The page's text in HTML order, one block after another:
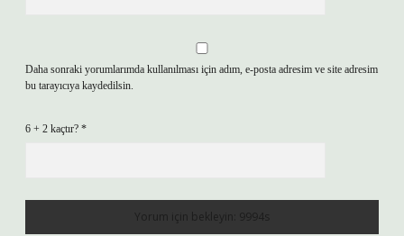
Daha sonraki yorumlarımda kullanılması için adım, e-posta adresim ve site adresim
bu tarayıcıya kaydedilsin.
6 + 2 kaçtır? *